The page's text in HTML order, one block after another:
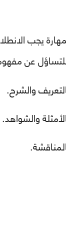
يجب
عن
والشرح.
والشواهد.